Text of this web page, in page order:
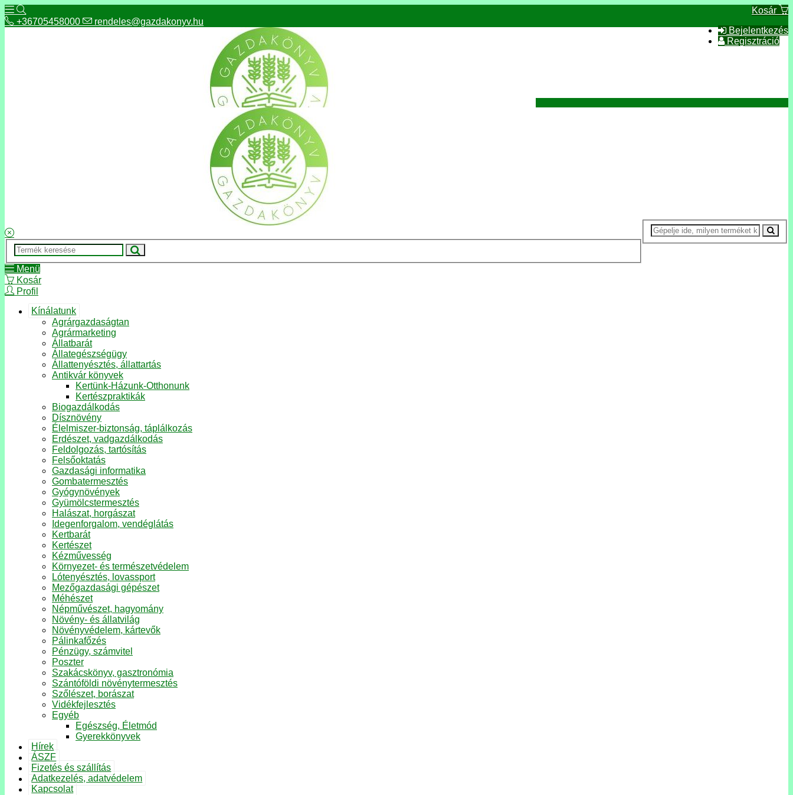
Kosár
Bejelentkezés
Regisztráció
+36705458000 rendeles@gazdakonyv.hu
Menü
Kosár
Profil
Kínálatunk
Agrárgazdaságtan
Agrármarketing
Állatbarát
Állategészségügy
Állattenyésztés, állattartás
Antikvár könyvek
Kertünk-Házunk-Otthonunk
Kertészpraktikák
Biogazdálkodás
Dísznövény
Élelmiszer-biztonság, táplálkozás
Erdészet, vadgazdálkodás
Feldolgozás, tartósítás
Felsőoktatás
Gazdasági informatika
Gombatermesztés
Gyógynövények
Gyümölcstermesztés
Halászat, horgászat
Idegenforgalom, vendéglátás
Kertbarát
Kertészet
Kézművesség
Környezet- és természetvédelem
Lótenyésztés, lovassport
Mezőgazdasági gépészet
Méhészet
Népművészet, hagyomány
Növény- és állatvilág
Növényvédelem, kártevők
Pálinkafőzés
Pénzügy, számvitel
Poszter
Szakácskönyv, gasztronómia
Szántóföldi növénytermesztés
Szőlészet, borászat
Vidékfejlesztés
Egyéb
Egészség, Életmód
Gyerekkönyvek
Hírek
ÁSZF
Fizetés és szállítás
Adatkezelés, adatvédelem
Kapcsolat